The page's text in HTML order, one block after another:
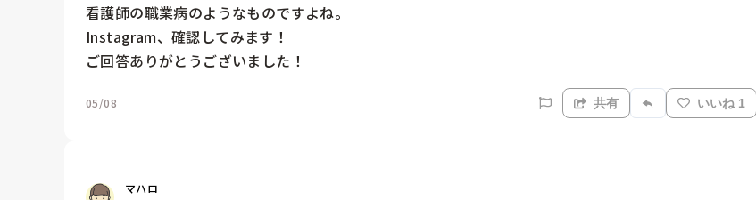
看護師の職業病のようなものですよね。
Instagram、確認してみます！
ご回答ありがとうございました！
05/08 共有 いいね 1
マハロ